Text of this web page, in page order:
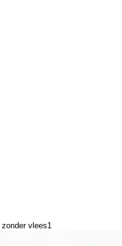
zonder vlees1